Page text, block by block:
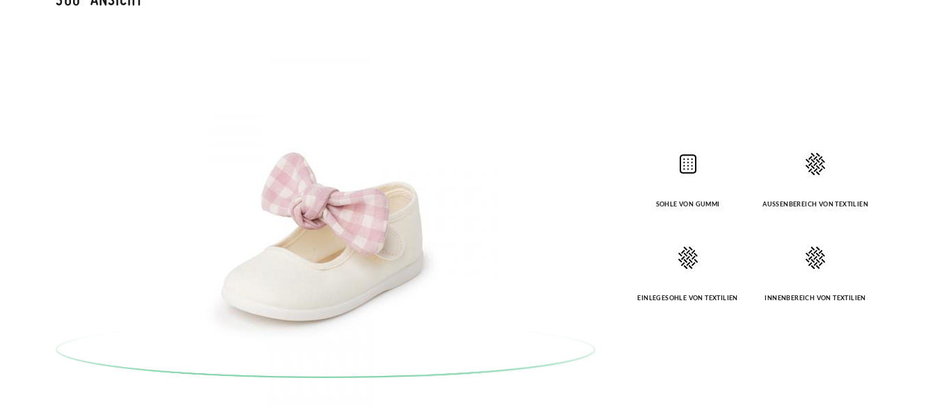
SOHLE VON GUMMI AUSSENBEREICH VON TEXTILIEN
EINLEGESOHLE VON TEXTILIEN INNENBEREICH VON TEXTILIEN